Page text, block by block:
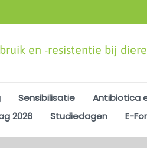
en -resistentie bij
Sensibilisatie
Antibiotica
2026 Studiedagen E-